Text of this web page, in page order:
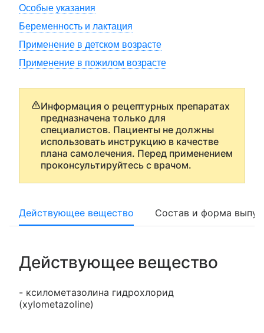
Особые указания
Беременность и лактация
Применение в детском возрасте
Применение в пожилом возрасте
Информация о рецептурных препаратах
предназначена только для
специалистов. Пациенты не должны
использовать инструкцию в качестве
плана самолечения. Перед применением
проконсультируйтесь с врачом.
Действующее вещество Состав и форма
Действующее вещество
- ксилометазолина гидрохлорид
(xylometazoline)